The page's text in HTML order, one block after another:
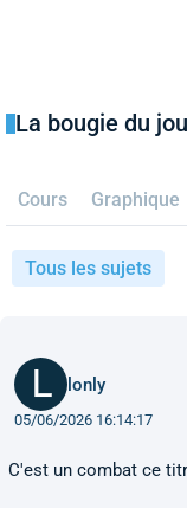
La bougie du
Cours Graphique
Tous les sujets
lonly
05/06/2026 16:14:17
C'est un combat ce